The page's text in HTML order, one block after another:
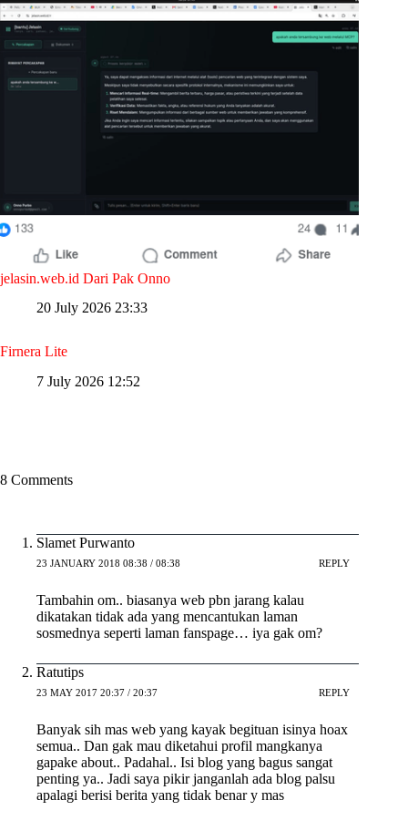
jelasin.web.id Dari Pak Onno
20 July 2026 23:33
Firnera Lite
7 July 2026 12:52
8 Comments
Slamet Purwanto
23 JANUARY 2018 08:38 / 08:38 REPLY
Tambahin om.. biasanya web pbn jarang kalau
dikatakan tidak ada yang mencantukan laman
sosmednya seperti laman fanspage… iya gak om?
Ratutips
23 MAY 2017 20:37 / 20:37 REPLY
Banyak sih mas web yang kayak begituan isinya hoax
semua.. Dan gak mau diketahui profil mangkanya
gapake about.. Padahal.. Isi blog yang bagus sangat
penting ya.. Jadi saya pikir janganlah ada blog palsu
apalagi berisi berita yang tidak benar y mas